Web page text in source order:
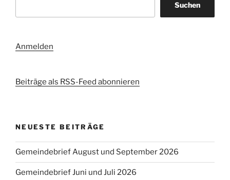
Suchen
Anmelden
Beiträge als RSS-Feed abonnieren
NEUESTE BEITRÄGE
Gemeindebrief August und September 2026
Gemeindebrief Juni und Juli 2026